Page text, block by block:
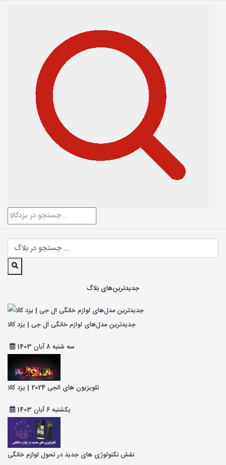
جدیدترین‌های بلاگ
جدیدترین مدل‌های لوازم خانگی ال جی | یزد کالا
سه شنبه 8 آبان 1403
تلویزیون های الجی 2024 | یزد کالا
یکشنبه 6 آبان 1403
نقش تکنولوژی های جدید در تحول لوازم خانگی